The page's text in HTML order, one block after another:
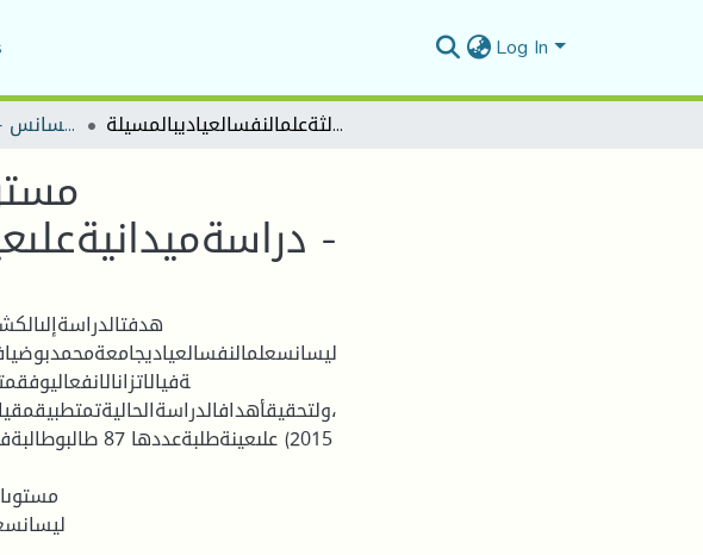
Log In
Graduate Reports - تقارير الليسانس مستوىالاتزانالانفعاليلدىطلبةجامعةمحمـدبوضياف- دراسةميدانيةعلىعينةمنطلبةسنةثالثةعلمالنفسالعياديبالمسيلة -
دراسةميدانيةعلىعينةمنطلبةسنةثالثةعلمالنفسالعياديبالمسيلة -
2015)